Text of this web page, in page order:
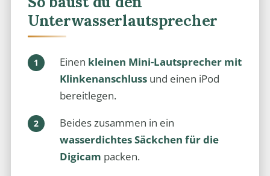
Unterwasserlautsprecher
Einen kleinen Mini-Lautsprecher mit
Klinkenanschlussund einen iPod
bereitlegen.
Beides zusammen in ein
wasserdichtes Säckchen für die
Digicam packen.